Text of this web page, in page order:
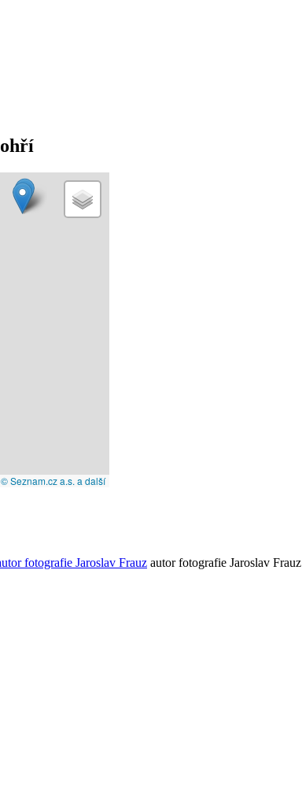
© Seznam.cz a.s. a další
autor fotografie Jaroslav Frauz